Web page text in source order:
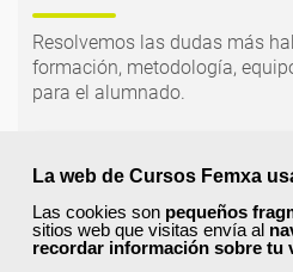
La web de Cursos Femxa
Las cookies son pequeños
sitios web que visitas envía al
recordar información sobre tu
Resolvemos las dudas más
formación, metodología,
para el alumnado.
¿Qué nos hace diferentes
competencia?